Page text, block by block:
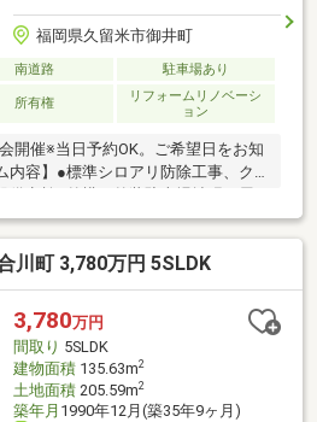
福岡県久留米市御井町
南道路 駐車場あり
所有権
リフォームリノベーシ
ョン
開催※当日予約OK。ご希望日をお知
内容】●標準シロアリ防除工事、ク
備点検●外構・外装駐車場拡張、屋
●水回りシステムキッチン交換、ユ
、洗面化粧台交換●内装間取変更、
張り、シューズボックス交換●そ
火災警報器設置、照明器具交換【お
構造上主要な部分の欠陥や・腐食、
お引渡しより２年間保証・シ
川町 3,780万円 5SLDK
3,780万円
間取り 5SLDK
建物面積135.63m2
土地面積205.59m2
築年月 1990年12月(築35年9ヶ月)